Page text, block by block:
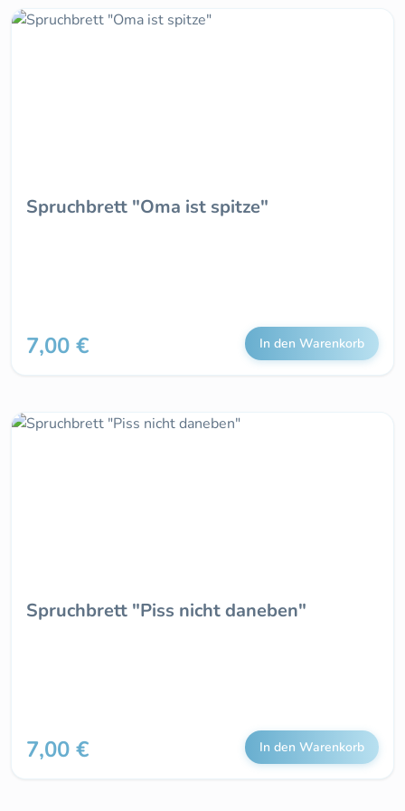
Spruchbrett "Oma ist spitze"
Regulärer Preis:
7,00 € In den Warenkorb
Spruchbrett "Piss nicht daneben"
Regulärer Preis:
7,00 € In den Warenkorb